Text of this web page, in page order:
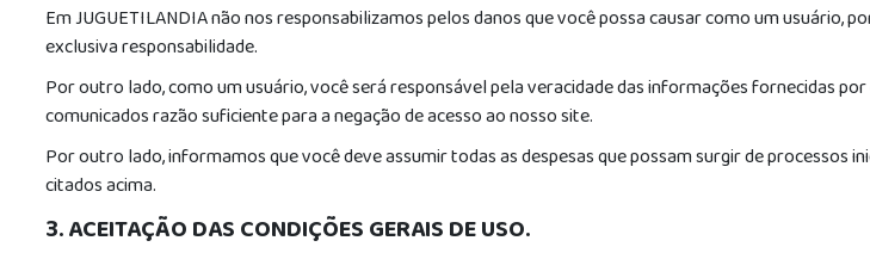
Em JUGUETILANDIA não nos responsabilizamos pelos danos que você possa causar como um
exclusiva responsabilidade.
Por outro lado, como um usuário, você será responsável pela veracidade das informações fornecidas
comunicados razão suficiente para a negação de acesso ao nosso site.
Por outro lado, informamos que você deve assumir todas as despesas que possam surgir de
citados acima.
3. ACEITAÇÃO DAS CONDIÇÕES GERAIS DE USO.